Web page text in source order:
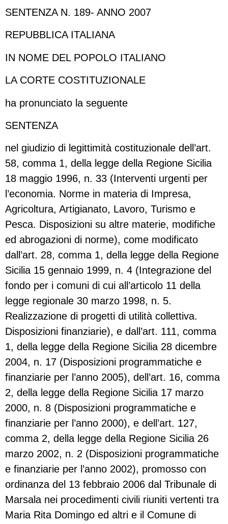
SENTENZA N. 189- ANNO 2007
REPUBBLICA ITALIANA
IN NOME DEL POPOLO ITALIANO
LA CORTE COSTITUZIONALE
ha pronunciato la seguente
SENTENZA
nel giudizio di legittimità costituzionale dell’art.
58, comma 1, della legge della Regione Sicilia
18 maggio 1996, n. 33 (Interventi urgenti per
l’economia. Norme in materia di Impresa,
Agricoltura, Artigianato, Lavoro, Turismo e
Pesca. Disposizioni su altre materie, modifiche
ed abrogazioni di norme), come modificato
dall’art. 28, comma 1, della legge della Regione
Sicilia 15 gennaio 1999, n. 4 (Integrazione del
fondo per i comuni di cui all’articolo 11 della
legge regionale 30 marzo 1998, n. 5.
Realizzazione di progetti di utilità collettiva.
Disposizioni finanziarie), e dall’art. 111, comma
1, della legge della Regione Sicilia 28 dicembre
2004, n. 17 (Disposizioni programmatiche e
finanziarie per l’anno 2005), dell’art. 16, comma
2, della legge della Regione Sicilia 17 marzo
2000, n. 8 (Disposizioni programmatiche e
finanziarie per l’anno 2000), e dell’art. 127,
comma 2, della legge della Regione Sicilia 26
marzo 2002, n. 2 (Disposizioni programmatiche
e finanziarie per l’anno 2002), promosso con
ordinanza del 13 febbraio 2006 dal Tribunale di
Marsala nei procedimenti civili riuniti vertenti tra
Maria Rita Domingo ed altri e il Comune di